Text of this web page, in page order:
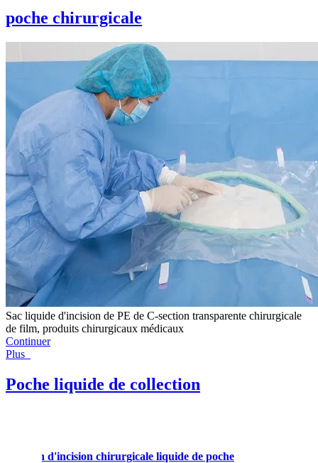
poche chirurgicale
Sac liquide d'incision de PE de C-section transparente chirurgicale
de film, produits chirurgicaux médicaux
Continuer
Plus
Poche liquide de collection
section d'incision chirurgicale liquide de poche